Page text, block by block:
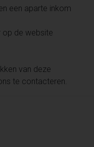
een aparte inkom
op de website
van deze
te contacteren.